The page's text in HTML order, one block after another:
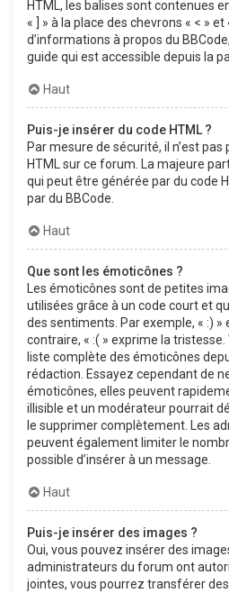
HTML, les balises sont contenues
« ] » à la place des chevrons « < » et
d’informations à propos du
guide qui est accessible depuis la
Haut
Puis-je insérer du code HTML ?
Par mesure de sécurité, il n’est pas
HTML sur ce forum. La majeure
qui peut être générée par du code
par du BBCode.
Haut
Que sont les émoticônes ?
Les émoticônes sont de petites
utilisées grâce à un code court et
des sentiments. Par exemple, « :) »
contraire, « :( » exprime la
liste complète des émoticônes
rédaction. Essayez cependant de
émoticônes, elles peuvent
illisible et un modérateur pourrait
le supprimer complètement. Les
peuvent également limiter le
possible d’insérer à un message.
Haut
Puis-je insérer des images ?
Oui, vous pouvez insérer des
administrateurs du forum ont
jointes, vous pourrez transférer